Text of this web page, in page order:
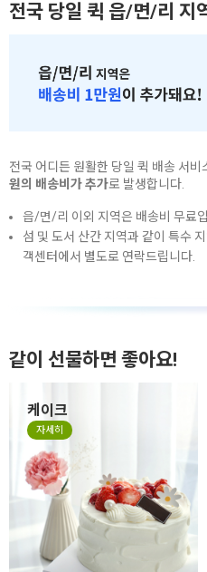
전국 당일 퀵 읍/면/리 지
전국 어디든 원활한 당일 퀵 배송 서
원의 배송비가 추가로 발생합니다.
읍/면/리 이외 지역은 배송비 무료
섬 및 도서 산간 지역과 같이 특수
객센터에서 별도로 연락드립니다.
같이 선물하면 좋아요!
케이크
자세히